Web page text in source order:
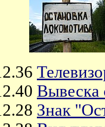
Вывеска
Знак